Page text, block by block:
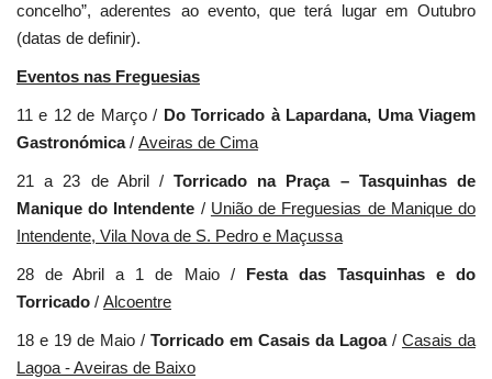
concelho”, aderentes ao evento, que terá lugar em Outubro
(datas de definir).
Eventos nas Freguesias
11 e 12 de Março / Do Torricado à Lapardana, Uma Viagem
Gastronómica/ Aveiras de Cima
21 a 23 de Abril /Torricado na Praça – Tasquinhas de
Manique do Intendente / União de Freguesias de Manique do
Intendente, Vila Nova de S. Pedro e Maçussa
28 de Abril a 1 de Maio / Festa das Tasquinhas e do
Torricado / Alcoentre
18 e 19 de Maio / Torricado em Casais da Lagoa/ Casais da
Lagoa - Aveiras de Baixo